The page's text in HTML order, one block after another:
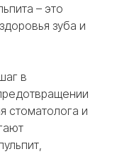
– это
зуба и
в
стоматолога и